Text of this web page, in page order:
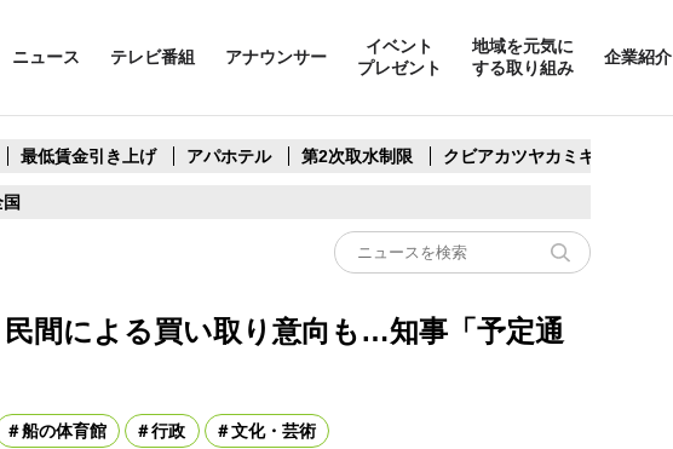
ニュース テレビ番組 アナウンサー
イベント
プレゼント
地域を元気に
する取り組み
企業紹介
最低賃金引き上げ アパホテル 第2次取水制限 クビアカツヤカミキリ
間による買い取り意向も…知事「予定通
船の体育館 行政 文化・芸術